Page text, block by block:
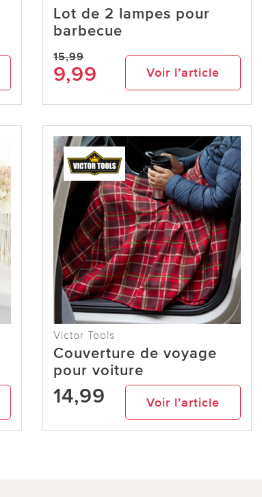
Lot de 2 lampes pour
barbecue
15,99
9,99 Voir l’article
Victor Tools
Couverture de voyage
pour voiture
14,99 Voir l’article